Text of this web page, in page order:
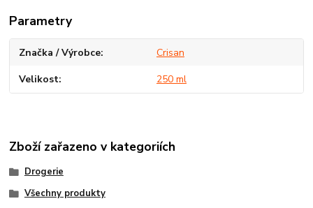
Parametry
Značka / Výrobce Crisan
Velikost 250 ml
Zboží zařazeno v kategoriích
Drogerie
Všechny produkty